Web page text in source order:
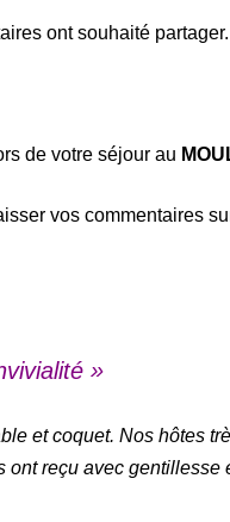
ont souhaité partager.
de votre séjour au
vos commentaires
»
et coquet. Nos hôtes
reçu avec gentillesse